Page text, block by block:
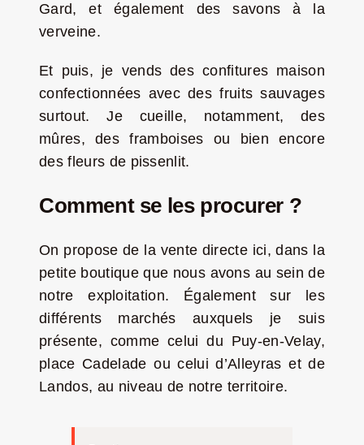
Gard, et également des savons à la
verveine.
Et puis, je vends des confitures maison
confectionnées avec des fruits sauvages
surtout. Je cueille, notamment, des
mûres, des framboises ou bien encore
des fleurs de pissenlit.
Comment se les procurer ?
On propose de la vente directe ici, dans la
petite boutique que nous avons au sein de
notre exploitation. Également sur les
différents marchés auxquels je suis
présente, comme celui du Puy-en-Velay,
place Cadelade ou celui d’Alleyras et de
Landos, au niveau de notre territoire.